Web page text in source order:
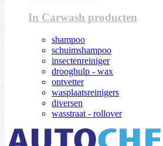
In Carwash producten
shampoo
schuimshampoo
insectenreiniger
drooghulp - wax
ontvetter
wasplaatsreinigers
diversen
wasstraat - rollover